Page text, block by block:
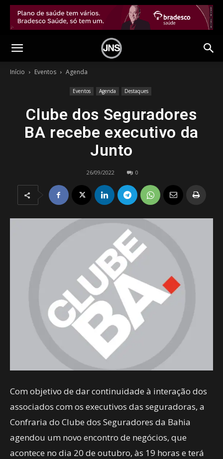
Início Eventos Agenda
Eventos Agenda Destaques
Clube dos Seguradores
BA recebe executivo da
Junto
26/09/2022 0
Com objetivo de dar continuidade à interação dos
associados com os executivos das seguradoras, a
Confraria do Clube dos Seguradores da Bahia
agendou um novo encontro de negócios, que
acontece no dia 20 de outubro, às 19 horas e terá